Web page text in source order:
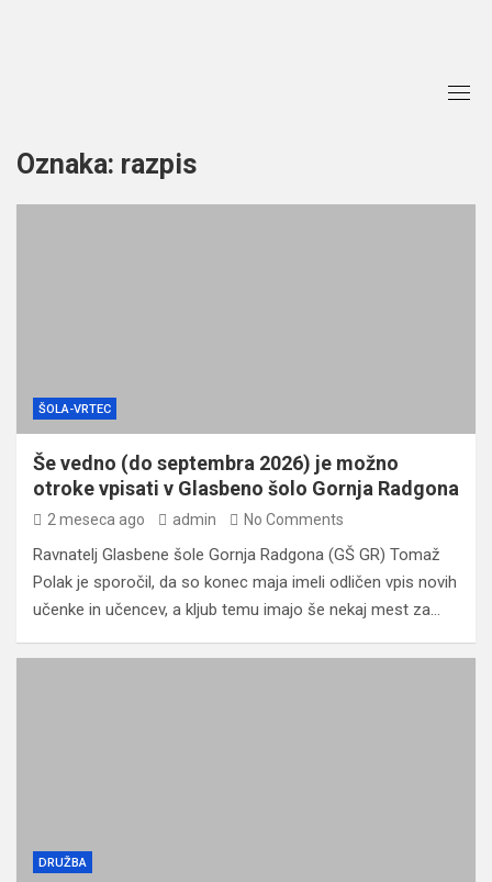
Oznaka: razpis
ŠOLA-VRTEC
Še vedno (do septembra 2026) je možno
otroke vpisati v Glasbeno šolo Gornja Radgona
2 meseca ago admin No Comments
Ravnatelj Glasbene šole Gornja Radgona (GŠ GR) Tomaž
Polak je sporočil, da so konec maja imeli odličen vpis novih
učenke in učencev, a kljub temu imajo še nekaj mest za…
DRUŽBA